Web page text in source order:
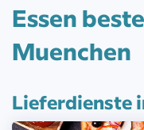
Essen
Muenchen
Lieferdienste